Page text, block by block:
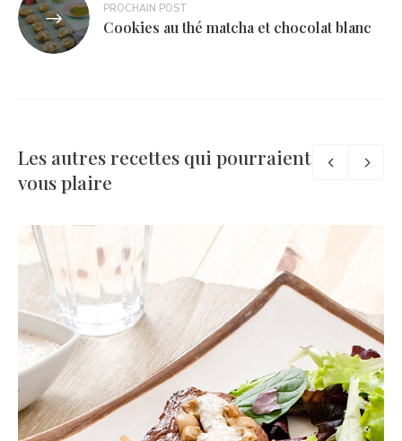
PROCHAIN POST
Cookies au thé matcha et chocolat blanc
Les autres recettes qui pourraient
vous plaire